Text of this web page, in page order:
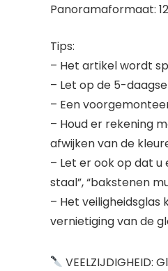
Panoramaformaat:
Tips:
– Het artikel wordt
– Let op de 5-
– Een
– Houd er rekening
afwijken van de
– Let er ook op dat
staal”, “bakstenen
– Het
vernietiging van de